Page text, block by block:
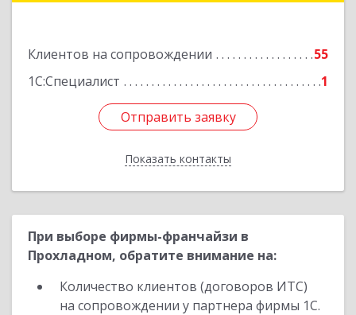
Клиентов на сопровождении
55
1С:Специалист
1
Отправить заявку
Показать контакты
Отправить заявку
Назад
При выборе фирмы-франчайзи в
Прохладном, обратите внимание на:
Количество клиентов (договоров ИТС)
на сопровождении у партнера фирмы 1С.